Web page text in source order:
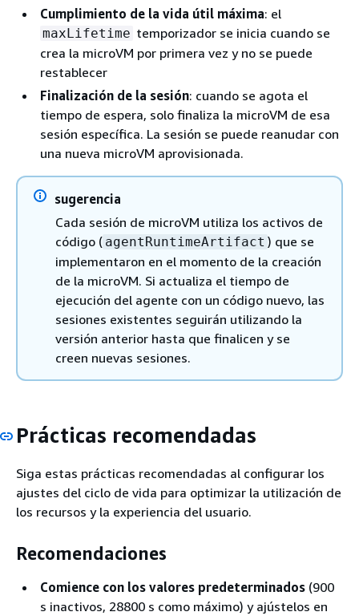
Cumplimiento de la vida útil máxima: el
maxLifetime temporizador se inicia cuando se
crea la microVM por primera vez y no se puede
restablecer
Finalización de la sesión: cuando se agota el
tiempo de espera, solo finaliza la microVM de esa
sesión específica. La sesión se puede reanudar con
una nueva microVM aprovisionada.
sugerencia
Cada sesión de microVM utiliza los activos de
código ( agentRuntimeArtifact ) que se
implementaron en el momento de la creación
de la microVM. Si actualiza el tiempo de
ejecución del agente con un código nuevo, las
sesiones existentes seguirán utilizando la
versión anterior hasta que finalicen y se
creen nuevas sesiones.
Prácticas recomendadas
Siga estas prácticas recomendadas al configurar los
ajustes del ciclo de vida para optimizar la utilización de
los recursos y la experiencia del usuario.
Recomendaciones
Comience con los valores predeterminados (900
s inactivos, 28800 s como máximo) y ajústelos en